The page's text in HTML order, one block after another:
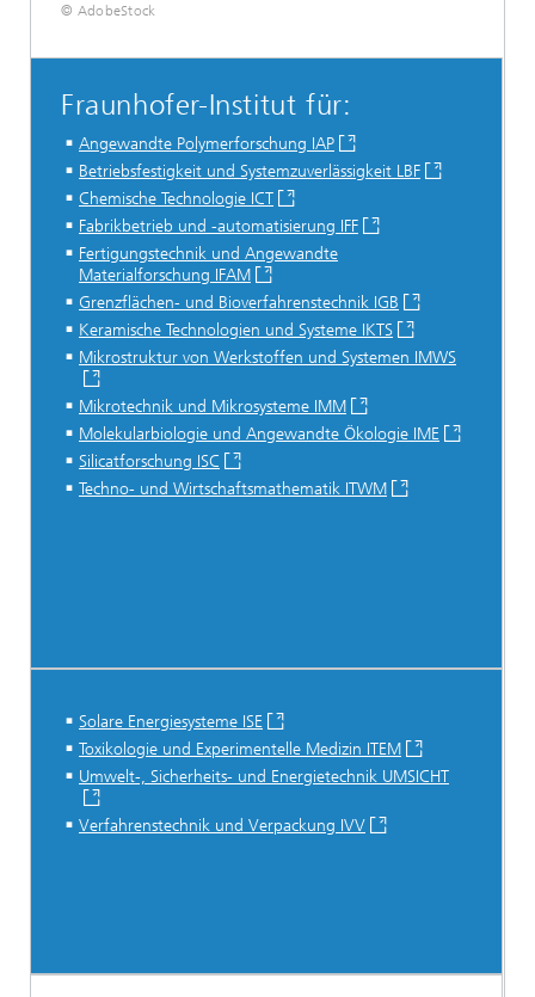
© AdobeStock
Fraunhofer-Institut für:
Angewandte Polymerforschung IAP
Betriebsfestigkeit und Systemzuverlässigkeit LBF
Chemische Technologie ICT
Fabrikbetrieb und -automatisierung IFF
Fertigungstechnik und Angewandte
Materialforschung IFAM
Grenzflächen- und Bioverfahrenstechnik IGB
Keramische Technologien und Systeme IKTS
Mikrostruktur von Werkstoffen und Systemen IMWS
Mikrotechnik und Mikrosysteme IMM
Molekularbiologie und Angewandte Ökologie IME
Silicatforschung ISC
Techno- und Wirtschaftsmathematik ITWM
Solare Energiesysteme ISE
Toxikologie und Experimentelle Medizin ITEM
Umwelt-, Sicherheits- und Energietechnik UMSICHT
Verfahrenstechnik und Verpackung IVV